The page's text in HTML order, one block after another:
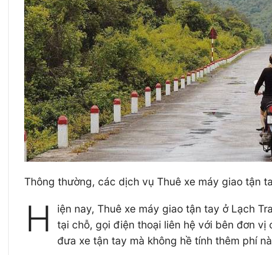
Thông thường, các dịch vụ Thuê xe máy giao tận
H
iện nay, Thuê xe máy giao tận tay ở Lạch
tại chỗ, gọi điện thoại liên hệ với bên đơn vị
đưa xe tận tay mà không hề tính thêm phí